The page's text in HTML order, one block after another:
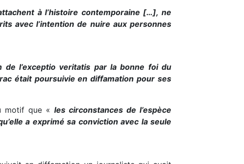
à l’histoire contemporaine […], ne
avec l’intention de nuire aux personnes
de l’exceptio veritatis par la bonne foi du
était poursuivie en diffamation pour ses
motif que « les circonstances de l’espèce
a exprimé sa conviction avec la seule